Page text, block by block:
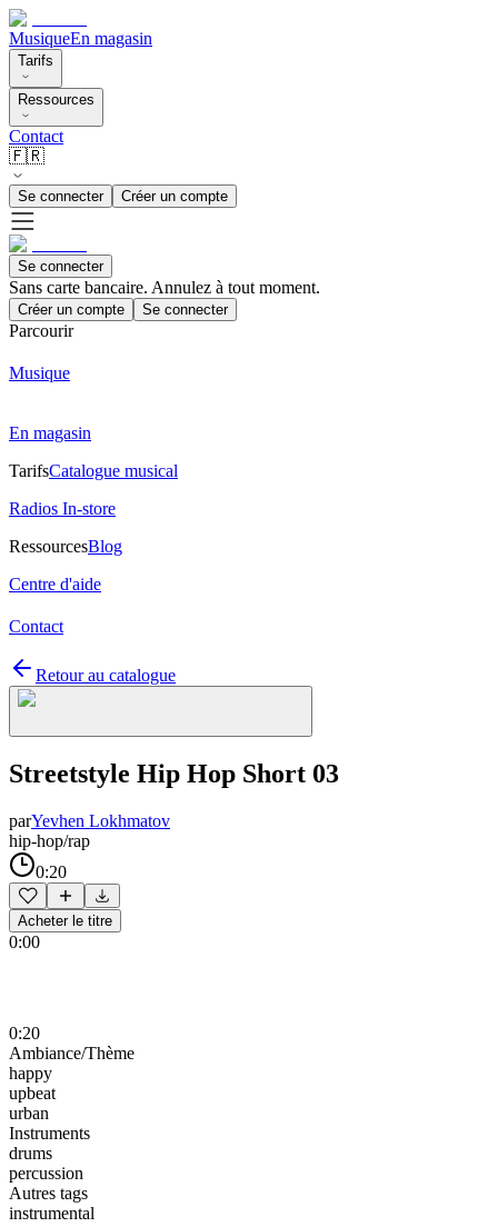
MusiqueEn magasin
Tarifs
Ressources
Contact
🇫🇷
Se connecter Créer un compte
Se connecter
Sans carte bancaire. Annulez à tout moment.
Créer un compte Se connecter
Parcourir
Musique
En magasin
TarifsCatalogue musical
Radios In-store
RessourcesBlog
Centre d'aide
Contact
Retour au catalogue
Streetstyle Hip Hop Short 03
parYevhen Lokhmatov
hip-hop/rap
0:20
Acheter le titre
0:00
0:20
Ambiance/Thème
happy
upbeat
urban
Instruments
drums
percussion
Autres tags
instrumental